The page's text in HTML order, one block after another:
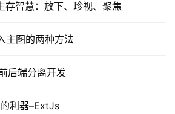
存智慧：放下、珍视、聚焦
主图的两种方法
后端分离开发
利器–ExtJs